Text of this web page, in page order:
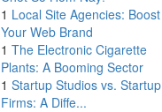
1 Local Site Agencies: Boost
Your Web Brand
1 The Electronic Cigarette
Plants: A Booming Sector
1 Startup Studios vs. Startup
Firms: A Diffe...